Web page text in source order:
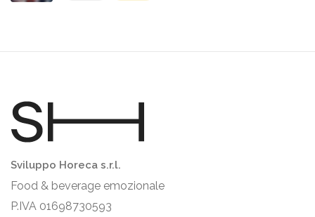
Sviluppo Horeca s.r.l.
Food & beverage emozionale
P.IVA 01698730593